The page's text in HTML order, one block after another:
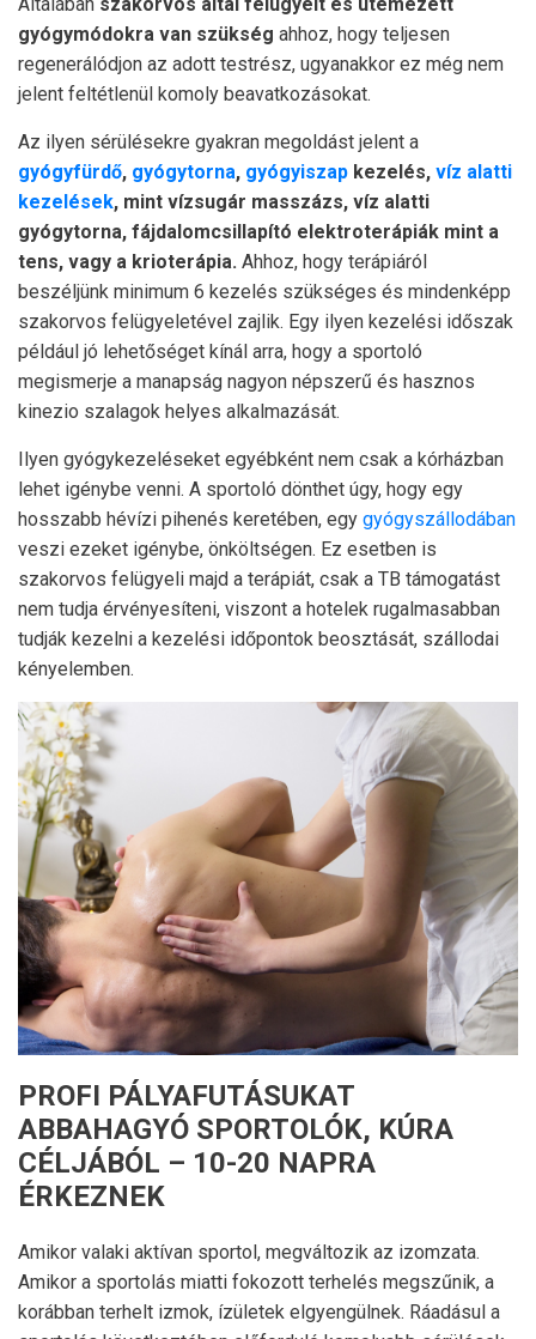
gyógymódokra van szükség ahhoz, hogy teljesen
regenerálódjon az adott testrész, ugyanakkor ez még nem
jelent feltétlenül komoly beavatkozásokat.
Az ilyen sérülésekre gyakran megoldást jelent a
gyógyfürdő, gyógytorna, gyógyiszap kezelés, víz alatti
kezelések, mint vízsugár masszázs, víz alatti
gyógytorna, fájdalomcsillapító elektroterápiák mint a
tens, vagy a krioterápia. Ahhoz, hogy terápiáról
beszéljünk minimum 6 kezelés szükséges és mindenképp
szakorvos felügyeletével zajlik. Egy ilyen kezelési időszak
például jó lehetőséget kínál arra, hogy a sportoló
megismerje a manapság nagyon népszerű és hasznos
kinezio szalagok helyes alkalmazását.
Ilyen gyógykezeléseket egyébként nem csak a kórházban
lehet igénybe venni. A sportoló dönthet úgy, hogy egy
hosszabb hévízi pihenés keretében, egy gyógyszállodában
veszi ezeket igénybe, önköltségen. Ez esetben is
szakorvos felügyeli majd a terápiát, csak a TB támogatást
nem tudja érvényesíteni, viszont a hotelek rugalmasabban
tudják kezelni a kezelési időpontok beosztását, szállodai
kényelemben.
PROFI PÁLYAFUTÁSUKAT
ABBAHAGYÓ SPORTOLÓK, KÚRA
CÉLJÁBÓL – 10-20 NAPRA
ÉRKEZNEK
Amikor valaki aktívan sportol, megváltozik az izomzata.
Amikor a sportolás miatti fokozott terhelés megszűnik, a
korábban terhelt izmok, ízületek elgyengülnek. Ráadásul a